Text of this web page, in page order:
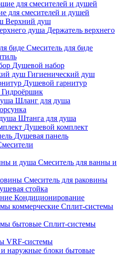
для смесителей и душей
Верхний душ
Держатель верхнего
Смеситель для биде
Душевой набор
Гигиенический душ
Душевой гарнитур
Гидроёршик
Шланг для душа
Штанга для душа
Душевой комплект
Душевая панель
Смеситель для ванны и
Смеситель для раковины
стойка
Кондиционирование
Сплит-системы
Сплит-системы
VRF-системы